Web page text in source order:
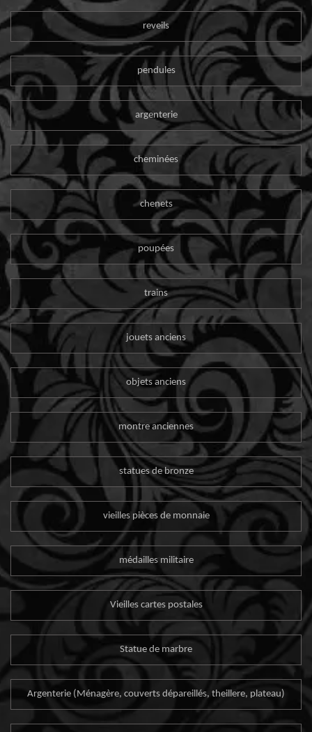
reveils
pendules
argenterie
cheminées
chenets
poupées
trains
jouets anciens
objets anciens
montre anciennes
statues de bronze
vieilles pièces de monnaie
médailles militaire
Vieilles cartes postales
Statue de marbre
Argenterie (Ménagère, couverts dépareillés, theillere, plateau)